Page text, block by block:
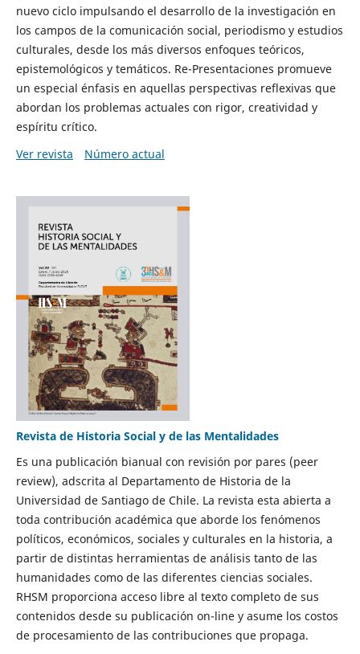
nuevo ciclo impulsando el desarrollo de la investigación en
los campos de la comunicación social, periodismo y estudios
culturales, desde los más diversos enfoques teóricos,
epistemológicos y temáticos. Re-Presentaciones promueve
un especial énfasis en aquellas perspectivas reflexivas que
abordan los problemas actuales con rigor, creatividad y
espíritu crítico.
Ver revista
Número actual
Revista de Historia Social y de las Mentalidades
Es una publicación bianual con revisión por pares (peer
review), adscrita al Departamento de Historia de la
Universidad de Santiago de Chile. La revista esta abierta a
toda contribución académica que aborde los fenómenos
políticos, económicos, sociales y culturales en la historia, a
partir de distintas herramientas de análisis tanto de las
humanidades como de las diferentes ciencias sociales.
RHSM proporciona acceso libre al texto completo de sus
contenidos desde su publicación on-line y asume los costos
de procesamiento de las contribuciones que propaga.